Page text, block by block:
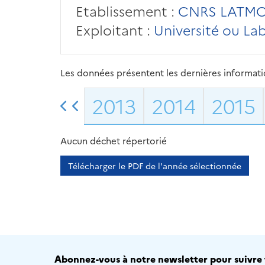
Etablissement : CNRS
Exploitant : Université ou
Les données présentent les dernières
2013 2014 2015
Aucun déchet répertorié
Télécharger le PDF de l'année sélectionnée
Abonnez-vous à notre newsletter pour suivre